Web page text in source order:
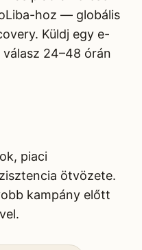
hoz — globális
Küldj egy e-
24–48 órán
piaci
ötvözete.
kampány előtt